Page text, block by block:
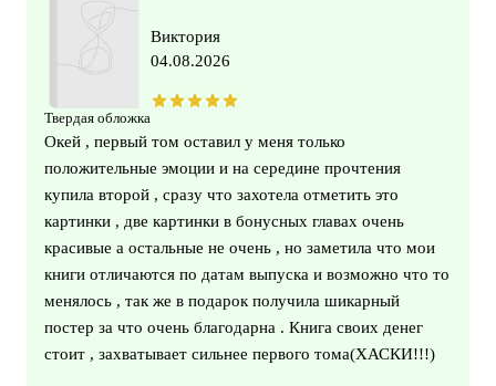
Твердая обложка
Виктория
04.08.2026
Окей , первый том оставил у меня только
положительные эмоции и на середине прочтения
купила второй , сразу что захотела отметить это
картинки , две картинки в бонусных главах очень
красивые а остальные не очень , но заметила что мои
книги отличаются по датам выпуска и возможно что то
менялось , так же в подарок получила шикарный
постер за что очень благодарна . Книга своих денег
стоит , захватывает сильнее первого тома(ХАСКИ!!!)